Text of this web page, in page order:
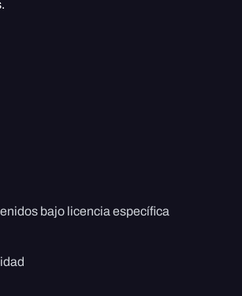
bajo licencia específica